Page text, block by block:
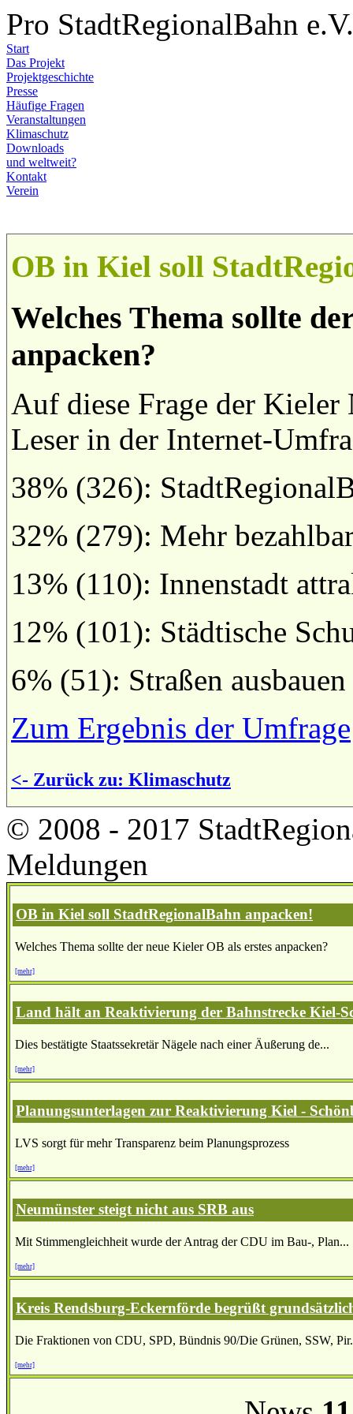
Pro StadtRegionalBahn e.V.
Start
Das Projekt
Projektgeschichte
Presse
Häufige Fragen
Veranstaltungen
Klimaschutz
Downloads
und weltweit?
Kontakt
Verein
OB in Kiel soll
Welches Thema sollte
anpacken?
Auf diese Frage der
Leser in der Internet-
38% (326):
32% (279): Mehr
13% (110): Innenstadt
12% (101): Städtische
6% (51): Straßen
Zum Ergebnis der Umfrage
<- Zurück zu: Klimaschutz
© 2008 - 2017
Meldungen
OB in Kiel soll StadtRegionalBahn anpacken!
Welches Thema sollte der neue Kieler OB als erstes anpacken?
[mehr]
Land hält an Reaktivierung der Bahnstrecke Kiel-
Dies bestätigte Staatssekretär Nägele nach einer Äußerung de...
[mehr]
Planungsunterlagen zur Reaktivierung Kiel -
LVS sorgt für mehr Transparenz beim Planungsprozess
[mehr]
Neumünster steigt nicht aus SRB aus
Mit Stimmengleichheit wurde der Antrag der CDU im Bau-, Plan...
[mehr]
Kreis Rendsburg-Eckernförde begrüßt
Die Fraktionen von CDU, SPD, Bündnis 90/Die Grünen, SSW,
[mehr]